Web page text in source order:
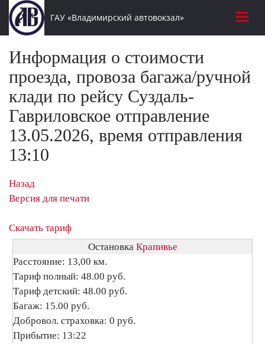
ГАУ «Владимирский автовокзал»
Информация о стоимости
проезда, провоза багажа/ручной
клади по рейсу Суздаль-
Гавриловское отправление
13.05.2026, время отправления
13:10
Назад
Версия для печати
Скачать тариф
Остановка Крапивье
Расстояние: 13,00 км.
Тариф полный: 48.00 руб.
Тариф детский: 48.00 руб.
Багаж: 15.00 руб.
Добровол. страховка: 0 руб.
Прибытие: 13:22